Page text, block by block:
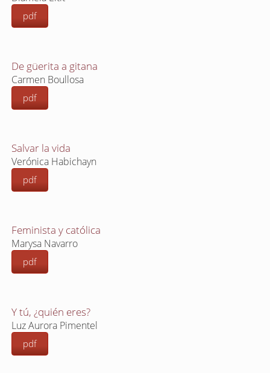
pdf
De güerita a gitana
Carmen Boullosa
pdf
Salvar la vida
Verónica Habichayn
pdf
Feminista y católica
Marysa Navarro
pdf
Y tú, ¿quién eres?
Luz Aurora Pimentel
pdf